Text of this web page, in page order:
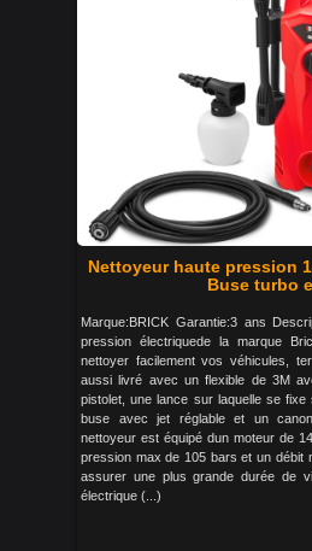
Nettoyeur haute pression
Buse turbo
Marque:BRICK Garantie:3 ans
pression électriquede la marque
nettoyer facilement vos véhicules,
aussi livré avec un flexible de 3M
pistolet, une lance sur laquelle se
buse avec jet réglable et un
nettoyeur est équipé dun moteur de
pression max de 105 bars et un débit
assurer une plus grande durée de
électrique (...)